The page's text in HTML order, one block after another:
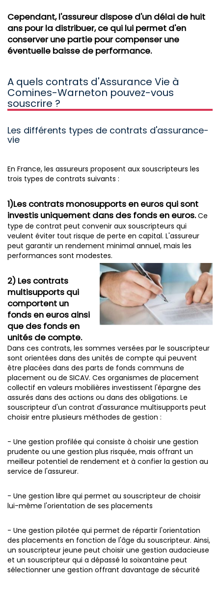
Cependant, l'assureur dispose d'un délai de huit
ans pour la distribuer, ce qui lui permet d'en
conserver une partie pour compenser une
éventuelle baisse de performance.
A quels contrats d'Assurance Vie à
Comines-Warneton pouvez-vous
souscrire ?
Les différents types de contrats d'assurance-
vie
En France, les assureurs proposent aux souscripteurs les
trois types de contrats suivants :
1)Les contrats monosupports en euros qui sont
investis uniquement dans des fonds en euros.Ce
type de contrat peut convenir aux souscripteurs qui
veulent éviter tout risque de perte en capital. L'assureur
peut garantir un rendement minimal annuel, mais les
performances sont modestes.
2) Les contrats
multisupports qui
comportent un
fonds en euros ainsi
que des fonds en
unités de compte.
Dans ces contrats, les sommes versées par le souscripteur
sont orientées dans des unités de compte qui peuvent
être placées dans des parts de fonds communs de
placement ou de SICAV. Ces organismes de placement
collectif en valeurs mobilières investissent l'épargne des
assurés dans des actions ou dans des obligations. Le
souscripteur d'un contrat d'assurance multisupports peut
choisir entre plusieurs méthodes de gestion :
- Une gestion profilée qui consiste à choisir une gestion
prudente ou une gestion plus risquée, mais offrant un
meilleur potentiel de rendement et à confier la gestion au
service de l'assureur.
- Une gestion libre qui permet au souscripteur de choisir
lui-même l'orientation de ses placements
- Une gestion pilotée qui permet de répartir l'orientation
des placements en fonction de l'âge du souscripteur. Ainsi,
un souscripteur jeune peut choisir une gestion audacieuse
et un souscripteur qui a dépassé la soixantaine peut
sélectionner une gestion offrant davantage de sécurité